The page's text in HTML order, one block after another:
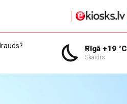
Rīgā +19 °C
Skaidrs